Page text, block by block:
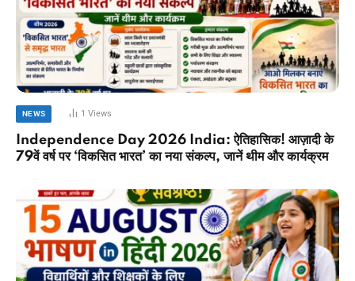
NEWS 1Views
Independence Day 2026 India: ऐतिहासिक! आज़ादी के
79वें वर्ष पर ‘विकसित भारत’ का नया संकल्प, जानें थीम और कार्यक्रम